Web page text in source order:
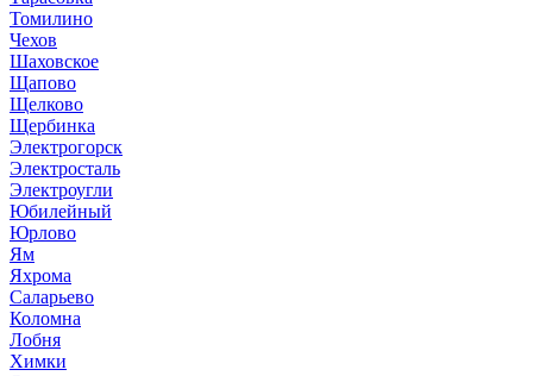
Томилино
Чехов
Шаховское
Щапово
Щелково
Щербинка
Электрогорск
Электросталь
Электроугли
Юбилейный
Юрлово
Ям
Яхрома
Саларьево
Коломна
Лобня
Химки